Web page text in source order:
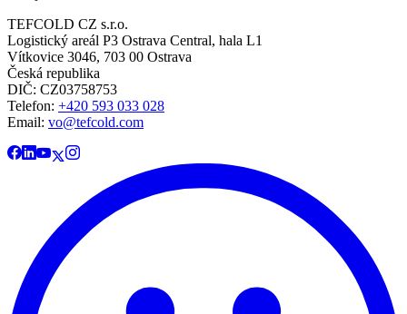
TEFCOLD CZ s.r.o.
Logistický areál P3 Ostrava Central, hala L1
Vítkovice 3046, 703 00 Ostrava
Česká republika
DIČ: CZ03758753​​​​​​
Telefon: +420 593 033 028
Email: vo@tefcold.com